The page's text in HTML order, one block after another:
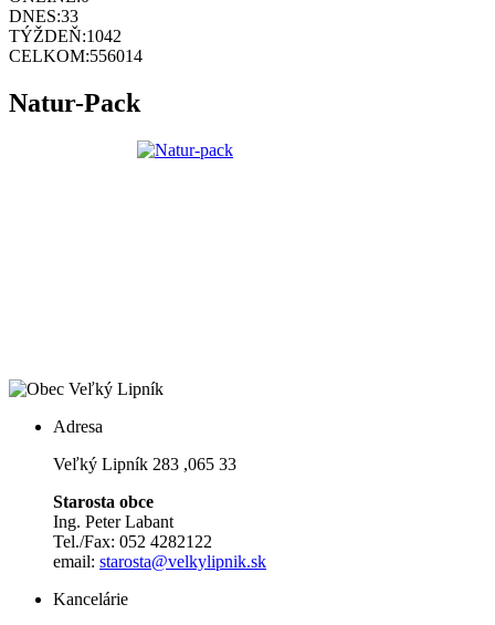
DNES:33
TÝŽDEŇ:1042
CELKOM:556014
Natur-Pack
Adresa
Veľký Lipník 283 ,065 33
Starosta obce
Ing. Peter Labant
Tel./Fax: 052 4282122
email: starosta@velkylipnik.sk
Kancelárie